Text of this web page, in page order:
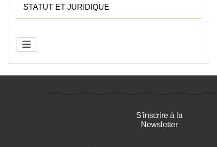
STATUT ET JURIDIQUE
S'inscrire à la
Newsletter